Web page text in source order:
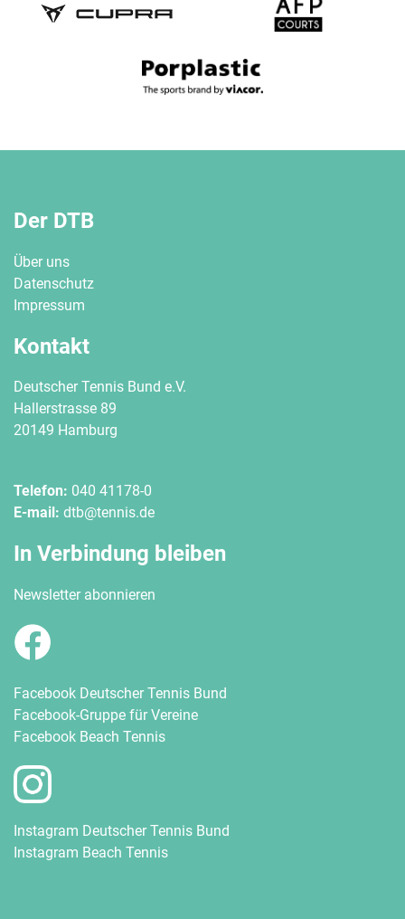
Der DTB
Über uns
Datenschutz
Impressum
Kontakt
Deutscher Tennis Bund e.V.
Hallerstrasse 89
20149 Hamburg
Telefon: 040 41178-0
E-mail: dtb@tennis.de
In Verbindung bleiben
Newsletter abonnieren
Facebook Deutscher Tennis Bund
Facebook-Gruppe für Vereine
Facebook Beach Tennis
Instagram Deutscher Tennis Bund
Instagram Beach Tennis